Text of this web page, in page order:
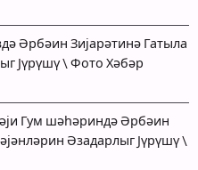
Әрбәин Зијарәтинә Гатыла
Јүрүшү \ Фото Хәбәр
Гум шәһәриндә Әрбәин
Әзадарлыг Јүрүшү \